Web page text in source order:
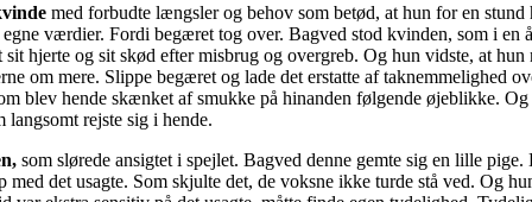
med forbudte længsler og behov som betød, at hun for en stund
egne værdier. Fordi begæret tog over. Bagved stod kvinden, som i en
sit hjerte og sit skød efter misbrug og overgreb. Og hun vidste, at hun
om mere. Slippe begæret og lade det erstatte af taknemmelighed
blev hende skænket af smukke på hinanden følgende øjeblikke.
langsomt rejste sig i hende.
som slørede ansigtet i spejlet. Bagved denne gemte sig en lille pige.
med det usagte. Som skjulte det, de voksne ikke turde stå ved. Og